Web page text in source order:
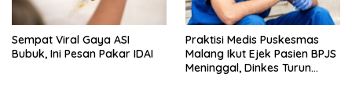
Sempat Viral Gaya ASI
Bubuk, Ini Pesan Pakar IDAI
Praktisi Medis Puskesmas
Malang Ikut Ejek Pasien BPJS
Meninggal, Dinkes Turun